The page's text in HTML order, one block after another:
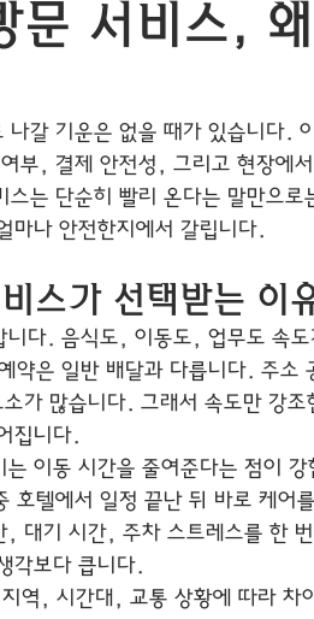
문 서비스,
갈 기운은 없을 때가 있습니다.
부, 결제 안전성, 그리고 현장에
는 단순히 빨리 온다는 말만으로
마나 안전한지에서 갈립니다.
스가 선택받는 이
니다. 음식도, 이동도, 업무도 속도
약은 일반 배달과 다릅니다. 주
가 많습니다. 그래서 속도만 강
집니다.
이동 시간을 줄여준다는 점이
호텔에서 일정 끝난 뒤 바로 케어
, 대기 시간, 주차 스트레스를 한
각보다 큽니다.
역, 시간대, 교통 상황에 따라 차